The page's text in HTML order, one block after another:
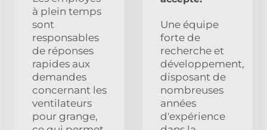
à plein temps
sont
responsables
de réponses
rapides aux
demandes
concernant les
ventilateurs
pour grange,
Une équipe
forte de
recherche et
développement,
disposant de
nombreuses
années
d'expérience